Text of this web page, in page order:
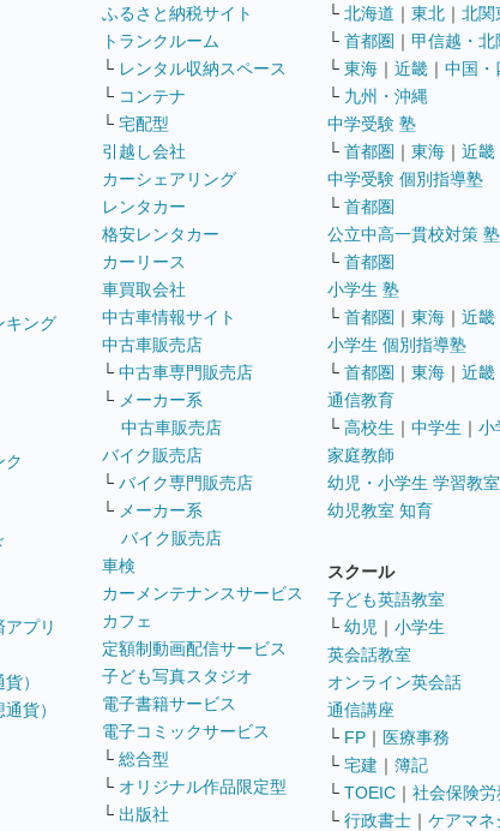
キング
ク
プリ
）
貨）
ふるさと納税サイト
トランクルーム
└ レンタル収納スペース
└ コンテナ
└ 宅配型
引越し会社
カーシェアリング
レンタカー
格安レンタカー
カーリース
車買取会社
中古車情報サイト
中古車販売店
└ 中古車専門販売店
└ メーカー系
中古車販売店
バイク販売店
└ バイク専門販売店
└ メーカー系
バイク販売店
車検
カーメンテナンスサービス
カフェ
定額制動画配信サービス
子ども写真スタジオ
電子書籍サービス
電子コミックサービス
└ 総合型
└ オリジナル作品限定型
└ 出版社
└ 北海道 ｜ 東北 ｜ 北関
└ 首都圏 ｜ 甲信越・北
└ 東海 ｜ 近畿 ｜ 中国・
└ 九州・沖縄
中学受験 塾
└ 首都圏 ｜ 東海 ｜ 近畿
中学受験 個別指導塾
└ 首都圏
公立中高一貫校対策 塾
└ 首都圏
小学生 塾
└ 首都圏 ｜ 東海 ｜ 近畿
小学生 個別指導塾
└ 首都圏 ｜ 東海 ｜ 近畿
通信教育
└ 高校生 ｜ 中学生 ｜ 小
家庭教師
幼児・小学生 学習教室
幼児教室 知育
スクール
子ども英語教室
└ 幼児 ｜ 小学生
英会話教室
オンライン英会話
通信講座
└ FP ｜ 医療事務
└ 宅建 ｜ 簿記
└ TOEIC ｜ 社会保険労
└ 行政書士 ｜ ケアマネ